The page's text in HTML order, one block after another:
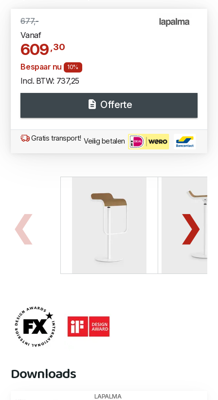
677,-
Vanaf
609 ,30
Bespaar nu 10%
Incl. BTW: 737,25
Offerte
Gratis transport! Veilig betalen
Downloads
LAPALMA